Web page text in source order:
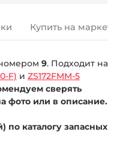
Купить на
9. Подходит на
F) и ZS172FMM-5
сверять
фото или в описание.
по каталогу запасных